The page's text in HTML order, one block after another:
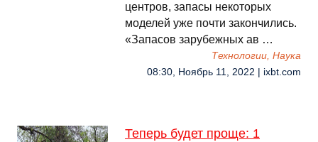
центров, запасы некоторых
моделей уже почти закончились.
«Запасов зарубежных ав …
Технологии, Наука
08:30, Ноябрь 11, 2022 | ixbt.com
Теперь будет проще: 1